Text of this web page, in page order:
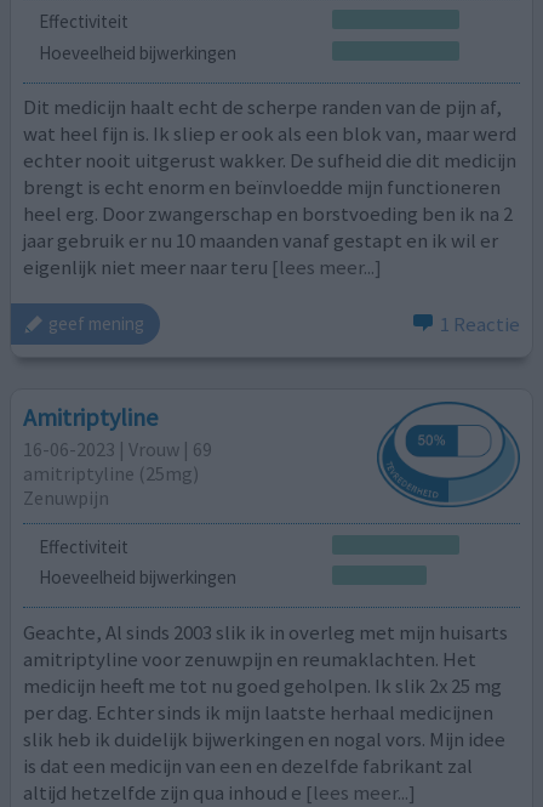
Effectiviteit
Hoeveelheid bijwerkingen
Dit medicijn haalt echt de scherpe randen van de pijn af,
wat heel fijn is. Ik sliep er ook als een blok van, maar werd
echter nooit uitgerust wakker. De sufheid die dit medicijn
brengt is echt enorm en beïnvloedde mijn functioneren
heel erg. Door zwangerschap en borstvoeding ben ik na 2
jaar gebruik er nu 10 maanden vanaf gestapt en ik wil er
eigenlijk niet meer naar teru [lees meer...]
geef mening 1 Reactie
Amitriptyline
16-06-2023 | Vrouw | 69
amitriptyline (25mg)
Zenuwpijn
Effectiviteit
Hoeveelheid bijwerkingen
Geachte, Al sinds 2003 slik ik in overleg met mijn huisarts
amitriptyline voor zenuwpijn en reumaklachten. Het
medicijn heeft me tot nu goed geholpen. Ik slik 2x 25 mg
per dag. Echter sinds ik mijn laatste herhaal medicijnen
slik heb ik duidelijk bijwerkingen en nogal vors. Mijn idee
is dat een medicijn van een en dezelfde fabrikant zal
altijd hetzelfde zijn qua inhoud e [lees meer...]